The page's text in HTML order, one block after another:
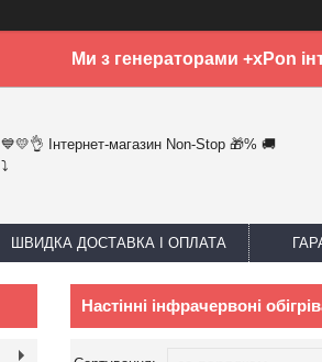
Ми з генераторами +xPon
💙💛👌 Інтернет-магазин Non-Stop 🎁% 🚚
⤵
ШВИДКА ДОСТАВКА І ОПЛАТА
Настінні інфрачервоні